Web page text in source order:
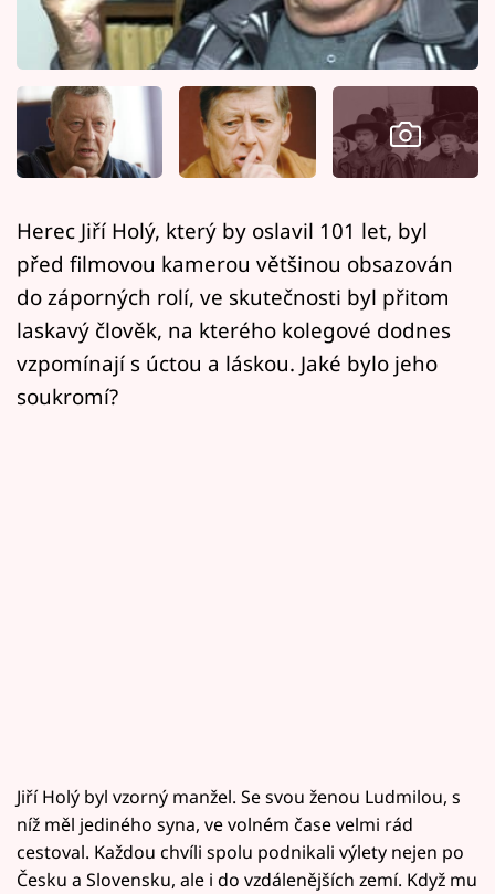
Filmový festival Karlovy Vary
Pořady
Mámy sobě
Sledujte nás
Herec Jiří Holý, který by oslavil 101 let, byl
před filmovou kamerou většinou obsazován
do záporných rolí, ve skutečnosti byl přitom
laskavý člověk, na kterého kolegové dodnes
vzpomínají s úctou a láskou. Jaké bylo jeho
soukromí?
Jiří Holý byl vzorný manžel. Se svou ženou Ludmilou, s
níž měl jediného syna, ve volném čase velmi rád
cestoval. Každou chvíli spolu podnikali výlety nejen po
Česku a Slovensku, ale i do vzdálenějších zemí. Když mu